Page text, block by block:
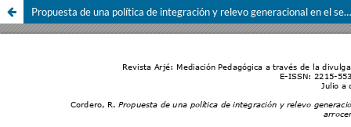
Propuesta de una política de integración y relevo generacional en el sector arrocero de Costa Rica